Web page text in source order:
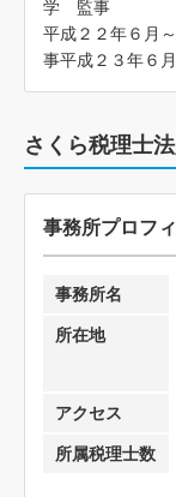
学 監事
平成２２年６月
事平成２３年
さくら税理士
事務所プロフ
事務所名
所在地
アクセス
所属税理士数